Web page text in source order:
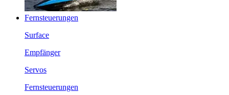
Fernsteuerungen
Surface
Empfänger
Servos
Fernsteuerungen